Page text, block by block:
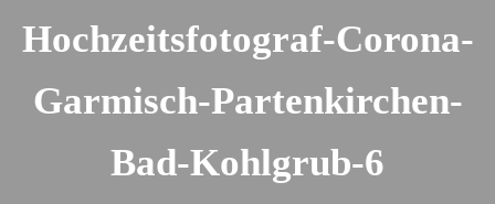
Hochzeitsfotograf-Corona-
Garmisch-Partenkirchen-
Bad-Kohlgrub-6